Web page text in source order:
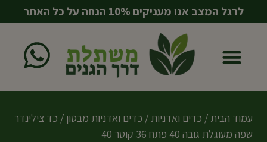
לרגל המצב אנו מעניקים 10% הנחה על כל האתר
עמוד הבית / כדים ואדניות / כדים ואדניות מבטון / כד צילינדר
שפה מעוגלת גובה 40 פתח 36 קוטר 40